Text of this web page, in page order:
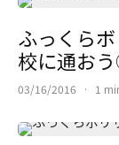
ふっくら
校に通おう
03/16/2016 · 1